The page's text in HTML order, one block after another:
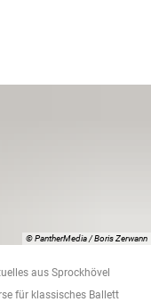
© PantherMedia / Boris Zerwann
aus Sprockhövel
für klassisches Ballett